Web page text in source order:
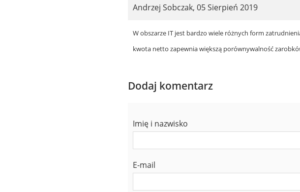
Andrzej Sobczak, 05 Sierpień 2019
W obszarze IT jest bardzo wiele różnych form
kwota netto zapewnia większą porównywalność
Dodaj komentarz
Imię i nazwisko
E-mail